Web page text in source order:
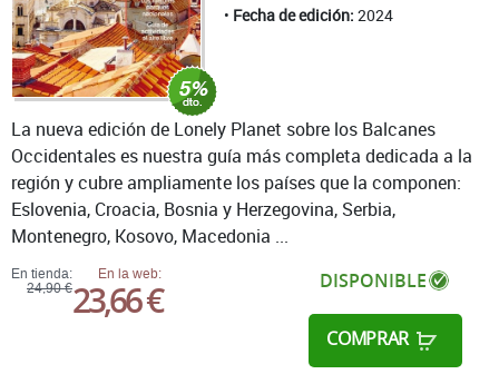
Fecha de edición: 2024
En tienda:
24,90 €
En la web:
23,66 € DISPONIBLE
COMPRAR
La nueva edición de Lonely Planet sobre los Balcanes
Occidentales es nuestra guía más completa dedicada a la
región y cubre ampliamente los países que la componen:
Eslovenia, Croacia, Bosnia y Herzegovina, Serbia,
Montenegro, Kosovo, Macedonia ...